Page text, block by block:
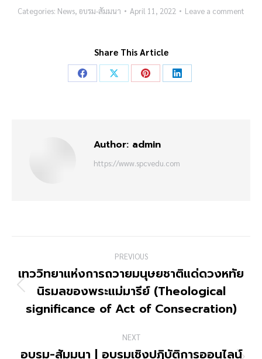
Categories: News, อบรม-สัมมนา April 11, 2022 Leave a comment
Share This Article
Author: admin
https://www.spcvedu.com
PREVIOUS
เทววิทยาแห่งการถวายมนุษยชาติแด่ดวงหทัย
นิรมลของพระแม่มารีย์ (Theological
significance of Act of Consecration)
NEXT
อบรม-สัมมนา | อบรมเชิงปฏิบัติการออนไลน์